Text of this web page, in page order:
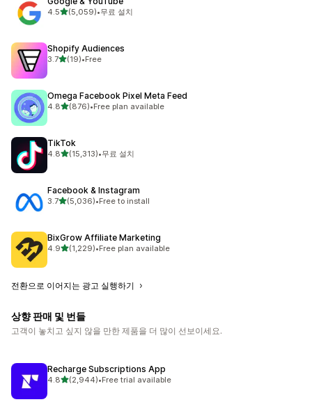
4.5별 5개 중
(5,059)
총 리뷰 5059개
•무료 설치
Shopify Audiences
3.7별 5개 중
(19)
총 리뷰 19개
•Free
Omega Facebook Pixel Meta Feed
4.8별 5개 중
(876)
총 리뷰 876개
•Free plan available
TikTok
4.8별 5개 중
(15,313)
총 리뷰 15313개
•무료 설치
Facebook & Instagram
3.7별 5개 중
(5,036)
총 리뷰 5036개
•Free to install
BixGrow Affiliate Marketing
4.9별 5개 중
(1,229)
총 리뷰 1229개
•Free plan available
전환으로 이어지는 광고 실행하기
상향 판매 및 번들
고객이 놓치고 싶지 않을 만한 제품을 더 많이 선보이세요.
Recharge Subscriptions App
4.8별 5개 중
(2,944)
총 리뷰 2944개
•Free trial available